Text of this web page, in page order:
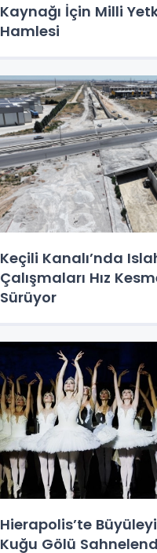
Kaynağı İçin Milli
Hamlesi
Keçili Kanalı’nda
Çalışmaları Hız
Sürüyor
Hierapolis’te
Kuğu Gölü